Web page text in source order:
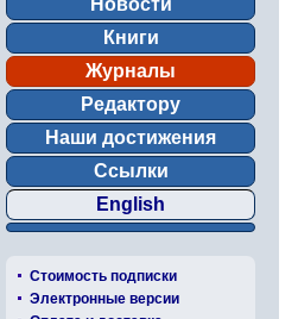
Новости
Книги
Журналы
Редактору
Наши достижения
Ссылки
English
Стоимость подписки
Электронные версии